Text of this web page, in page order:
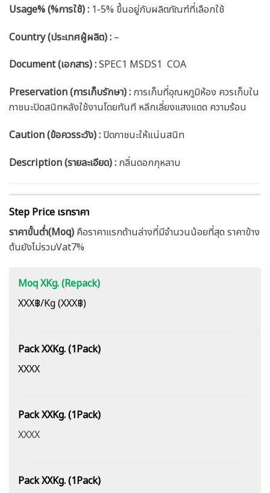
Usage% (%การใช้) : 1-5% ขึ้นอยู่กับผลิตภัณฑ์ที่เลือกใช้
Country (ประเทศผู้ผลิต) : –
Document (เอกสาร) :SPEC1 MSDS1 COA
Preservation (การเก็บรักษา) : การเก็บที่อุณหภูมิห้อง ควรเก็บใน
ภาชนะปิดสนิทหลังใช้งานโดยทันที หลีกเลี่ยงแสงแดด ความร้อน
Caution(ข้อควรระวัง) :ปิดภาชนะให้แน่นสนิท
Description (รายละเอียด): กลิ่นดอกกุหลาบ
Step Price เรทราคา
ราคาขั้นต่ำ(Moq) คือราคาแรกด้านล่างที่มีจำนวนน้อยที่สุด ราคาข้าง
ต้นยังไม่รวมVat7%
Moq XKg. (Repack)
XXX฿/Kg (XXX฿)
Pack XXKg. (1Pack)
XXXX
Pack XXKg. (1Pack)
XXXX
Pack XXKg. (1Pack)